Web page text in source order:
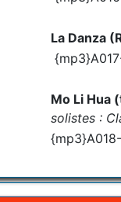
La Danza
Mo Li Hua
solistes :